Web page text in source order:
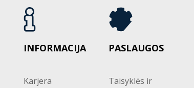
INFORMACIJA
Karjera
PASLAUGOS
Taisyklės ir